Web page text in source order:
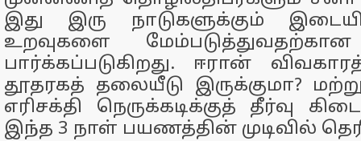
இது இரு நாடுகளுக்கும்
உறவுகளை மேம்படுத்துவதற்கான
பார்க்கப்படுகிறது. ஈரான்
தூதரகத் தலையீடு இருக்குமா?
எரிசக்தி நெருக்கடிக்குத் தீர்வு
இந்த 3 நாள் பயணத்தின் முடிவில்